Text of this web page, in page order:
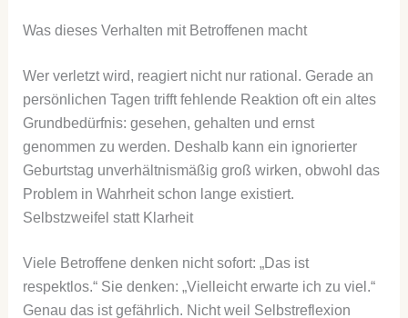
Was dieses Verhalten mit Betroffenen macht
Wer verletzt wird, reagiert nicht nur rational. Gerade an
persönlichen Tagen trifft fehlende Reaktion oft ein altes
Grundbedürfnis: gesehen, gehalten und ernst
genommen zu werden. Deshalb kann ein ignorierter
Geburtstag unverhältnismäßig groß wirken, obwohl das
Problem in Wahrheit schon lange existiert.
Selbstzweifel statt Klarheit
Viele Betroffene denken nicht sofort: „Das ist
respektlos.“ Sie denken: „Vielleicht erwarte ich zu viel.“
Genau das ist gefährlich. Nicht weil Selbstreflexion